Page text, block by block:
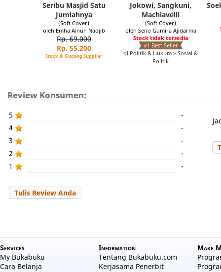
Seribu Masjid Satu
Jumlahnya
(Soft Cover)
oleh Emha Ainun Nadjib
Rp. 69.000
Rp. 55.200
Stock di Gudang Supplier
Jokowi, Sangkuni,
Machiavelli
(Soft Cover)
oleh Seno Gumira Ajidarma
Stock tidak tersedia
#1 Best Seller
di Politik & Hukum > Sosial &
Politik
Review Konsumen:
5
-
4
-
3
-
2
-
1
-
Tulis Review Anda
Services
My Bukabuku
Cara Belanja
Information
Tentang Bukabuku.com
Kerjasama Penerbit
Make